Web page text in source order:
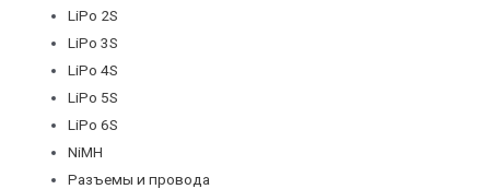
LiPo 2S
LiPo 3S
LiPo 4S
LiPo 5S
LiPo 6S
NiMH
Разъемы и провода